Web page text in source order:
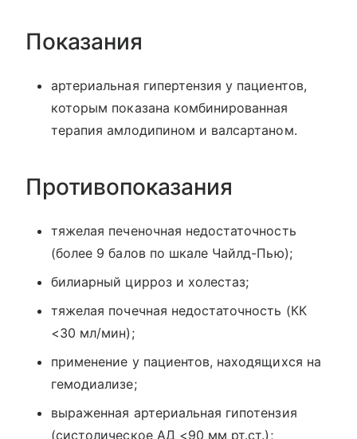
Показания
артериальная гипертензия у пациентов,
которым показана комбинированная
терапия амлодипином и валсартаном.
Противопоказания
тяжелая печеночная недостаточность
(более 9 балов по шкале Чайлд-Пью);
билиарный цирроз и холестаз;
тяжелая почечная недостаточность (КК
<30 мл/мин);
применение у пациентов, находящихся на
гемодиализе;
выраженная артериальная гипотензия
(систолическое АД <90 мм рт.ст.);